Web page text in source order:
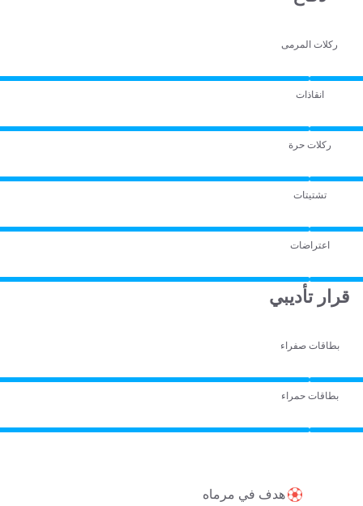
ركلات المرمى
انقاذات
ركلات حرة
تشتيتات
اعتراضات
قرار تأديبي
بطاقات صفراء
بطاقات حمراء
هدف في مرماه